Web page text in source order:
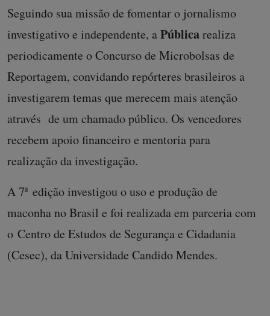
Seguindo sua missão de fomentar o jornalismo
investigativo e independente, aPúblicarealiza
periodicamente o Concurso de Microbolsas de
Reportagem, convidando repórteres brasileiros a
investigarem temas que merecem mais atenção
através de um chamado público. Os vencedores
recebem apoio financeiro e mentoria para
realização da investigação.
A 7ª edição investigou o uso e produção de
maconha no Brasil e foi realizada em parceria com
o Centro de Estudos de Segurança e Cidadania
(Cesec), da Universidade Candido Mendes.